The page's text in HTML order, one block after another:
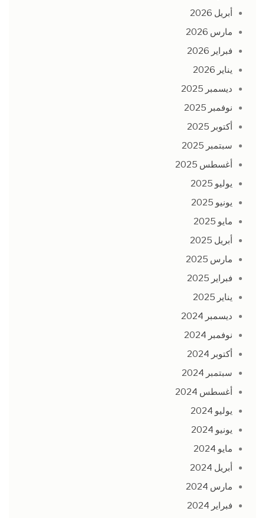
أبريل 2026
مارس 2026
فبراير 2026
يناير 2026
ديسمبر 2025
نوفمبر 2025
أكتوبر 2025
سبتمبر 2025
أغسطس 2025
يوليو 2025
يونيو 2025
مايو 2025
أبريل 2025
مارس 2025
فبراير 2025
يناير 2025
ديسمبر 2024
نوفمبر 2024
أكتوبر 2024
سبتمبر 2024
أغسطس 2024
يوليو 2024
يونيو 2024
مايو 2024
أبريل 2024
مارس 2024
فبراير 2024